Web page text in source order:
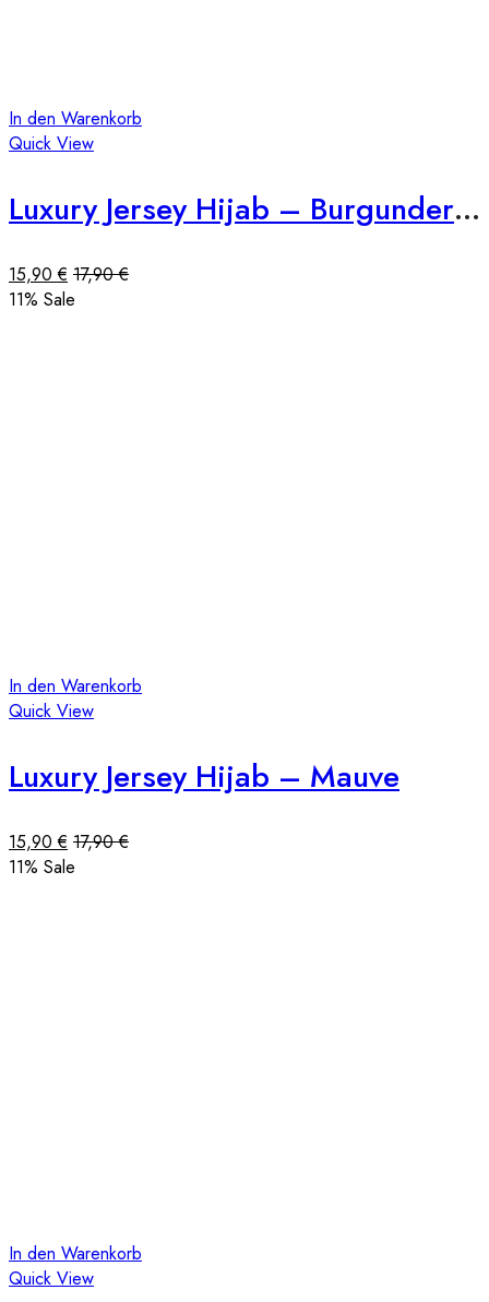
In den Warenkorb
Quick View
Luxury Jersey Hijab – Burgunderrot
15,90€ 17,90€
11% Sale
In den Warenkorb
Quick View
Luxury Jersey Hijab – Mauve
15,90€ 17,90€
11% Sale
In den Warenkorb
Quick View